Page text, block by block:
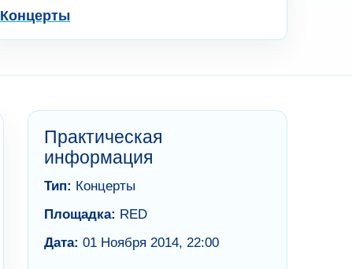
Концерты
Практическая
информация
Тип: Концерты
Площадка: RED
Дата: 01 Ноября 2014, 22:00